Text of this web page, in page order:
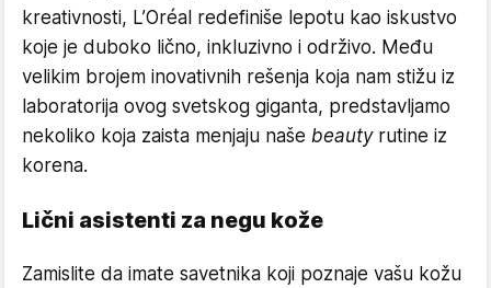
kreativnosti, L’Oréal redefiniše lepotu kao iskustvo
koje je duboko lično, inkluzivno i održivo. Među
velikim brojem inovativnih rešenja koja nam stižu iz
laboratorija ovog svetskog giganta, predstavljamo
nekoliko koja zaista menjaju naše beautyrutine iz
korena.
Lični asistenti za negu kože
Zamislite da imate savetnika koji poznaje vašu kožu